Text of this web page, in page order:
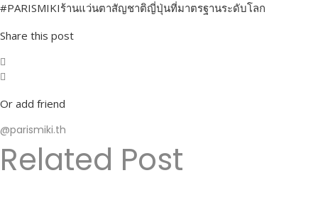
#PARISMIKIร้านแว่นตาสัญชาติญี่ปุ่นที่มาตรฐานระดับโลก
Share this post
Or add friend
@parismiki.th
Related Post